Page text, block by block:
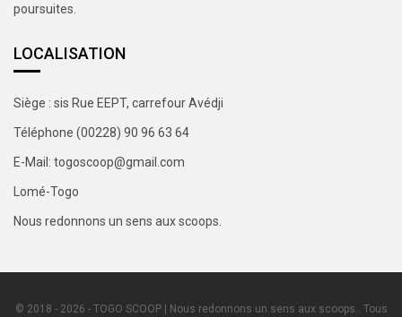
poursuites.
LOCALISATION
Siège : sis Rue EEPT, carrefour Avédji
Téléphone (00228) 90 96 63 64
E-Mail: togoscoop@gmail.com
Lomé-Togo
Nous redonnons un sens aux scoops.
© 2018 - 2026 - TOGO SCOOP | Nous redonnons un sens aux scoops.. Tous